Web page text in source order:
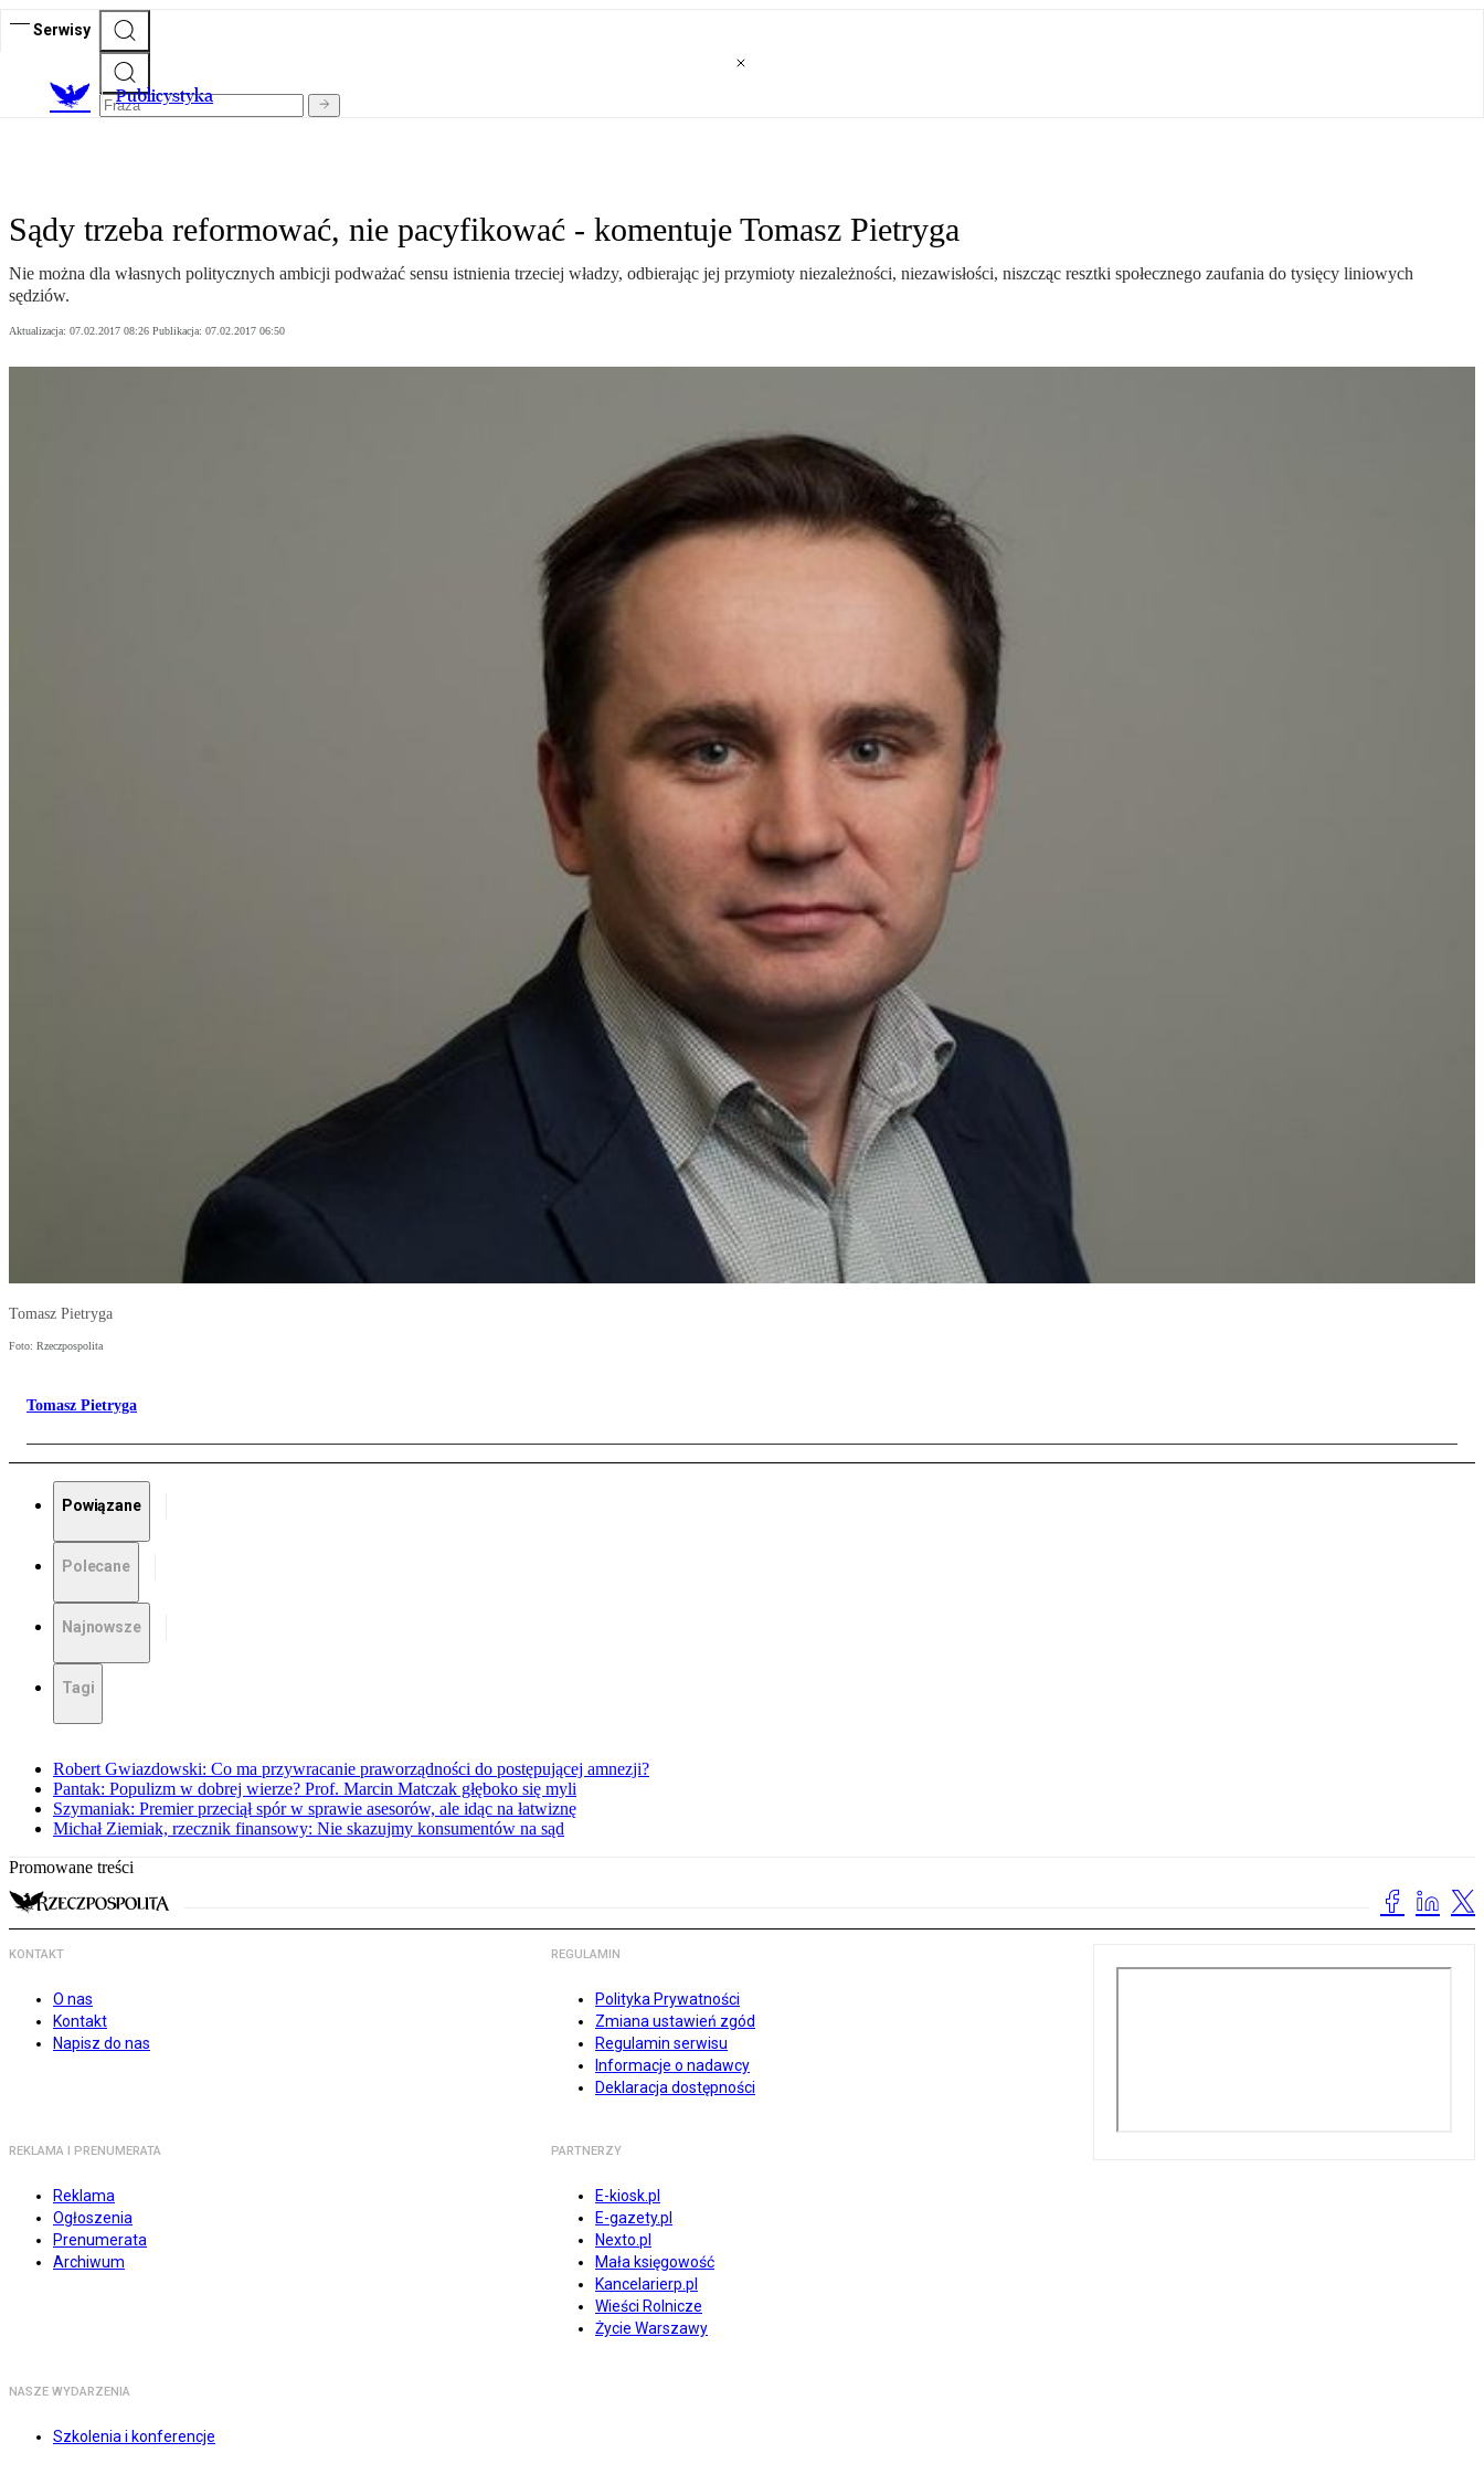
Serwisy
Publicystyka
Sądy trzeba reformować, nie pacyfikować - komentuje Tomasz Pietryga
Nie można dla własnych politycznych ambicji podważać sensu istnienia trzeciej władzy, odbierając jej przymioty niezależności, niezawisłości, niszcząc resztki społecznego zaufania do tysięcy liniowych
sędziów.
Aktualizacja: 07.02.2017 08:26 Publikacja: 07.02.2017 06:50
Tomasz Pietryga
Foto: Rzeczpospolita
Tomasz Pietryga
Powiązane
Polecane
Najnowsze
Tagi
Robert Gwiazdowski: Co ma przywracanie praworządności do postępującej amnezji?
Pantak: Populizm w dobrej wierze? Prof. Marcin Matczak głęboko się myli
Szymaniak: Premier przeciął spór w sprawie asesorów, ale idąc na łatwiznę
Michał Ziemiak, rzecznik finansowy: Nie skazujmy konsumentów na sąd
Promowane treści
KONTAKT
O nas
Kontakt
Napisz do nas
REGULAMIN
Polityka Prywatności
Zmiana ustawień zgód
Regulamin serwisu
Informacje o nadawcy
Deklaracja dostępności
REKLAMA I PRENUMERATA
Reklama
Ogłoszenia
Prenumerata
Archiwum
PARTNERZY
E-kiosk.pl
E-gazety.pl
Nexto.pl
Mała księgowość
Kancelarierp.pl
Wieści Rolnicze
Życie Warszawy
NASZE WYDARZENIA
Szkolenia i konferencje